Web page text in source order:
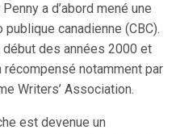
a d’abord mené une
canadienne (CBC).
des années 2000 et
notamment par
Writers’ Association.
est devenue un